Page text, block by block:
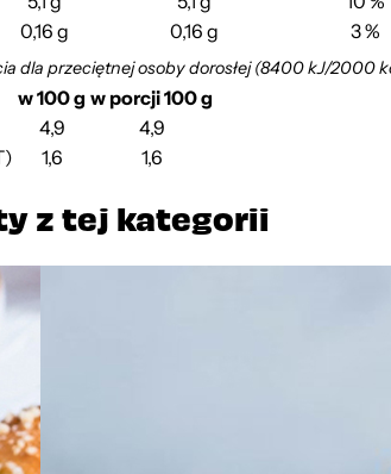
0,16 g 0,16 g 3 %
dla przeciętnej osoby dorosłej (8400 kJ/2000
w 100 gw porcji 100 g
4,9
4,9
1,6 1,6
z tej kategorii